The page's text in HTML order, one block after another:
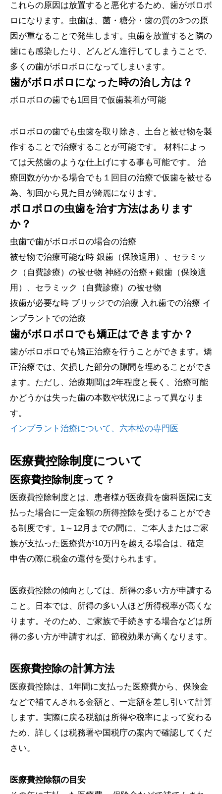
これらの原因は放置すると悪化するため、歯がボロボ
ロになります。虫歯は、菌・糖分・歯の質の3つの原
因が重なることで発生します。虫歯を放置すると隣の
歯にも感染したり、どんどん進行してしまうことで、
多くの歯がボロボロになってしまいます。
歯がボロボロになった時の治し方は？
ボロボロの歯でも1回目で仮歯装着が可能
ボロボロの歯でも虫歯を取り除き、土台と被せ物を製
作することで治療することが可能です。 材料によっ
ては天然歯のような仕上げにする事も可能です。 治
療回数がかかる場合でも１回目の治療で仮歯を被せる
為、初回から見た目が綺麗になります。
ボロボロの虫歯を治す方法はあります
か？
虫歯で歯がボロボロの場合の治療
被せ物で治療可能な時 銀歯（保険適用）、セラミッ
ク（自費診療）の被せ物 神経の治療＋銀歯（保険適
用）、セラミック（自費診療）の被せ物
抜歯が必要な時 ブリッジでの治療 入れ歯での治療 イ
ンプラントでの治療
歯がボロボロでも矯正はできますか？
歯がボロボロでも矯正治療を行うことができます。矯
正治療では、欠損した部分の隙間を埋めることができ
ます。ただし、治療期間は2年程度と長く、治療可能
かどうかは失った歯の本数や状況によって異なりま
す。
インプラント治療について、六本松の専門医
医療費控除制度について
医療費控除制度って？
医療費控除制度とは、患者様が医療費を歯科医院に支
払った場合に一定金額の所得控除を受けることができ
る制度です。1～12月までの間に、ご本人またはご家
族が支払った医療費が10万円を越える場合は、確定
申告の際に税金の還付を受けられます。
医療費控除の傾向としては、所得の多い方が申請する
こと。日本では、所得の多い人ほど所得税率が高くな
ります。そのため、ご家族で手続きする場合などは所
得の多い方が申請すれば、節税効果が高くなります。
医療費控除の計算方法
医療費控除は、1年間に支払った医療費から、保険金
などで補てんされる金額と、一定額を差し引いて計算
します。実際に戻る税額は所得や税率によって変わる
ため、詳しくは税務署や国税庁の案内で確認してくだ
さい。
医療費控除額の目安